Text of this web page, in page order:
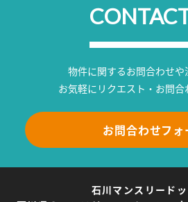
物件に関するお問合わせや
お気軽にリクエスト・お問合
お問合わせフォ
石川マンスリード